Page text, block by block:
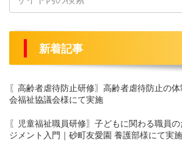
新着記事
〖高齢者虐待防止研修〗高齢者虐待防止の
会福祉協議会様にて実施
〖児童福祉職員研修〗子どもに関わる職員
ジメント入門｜砂町友愛園 養護部様にて実施